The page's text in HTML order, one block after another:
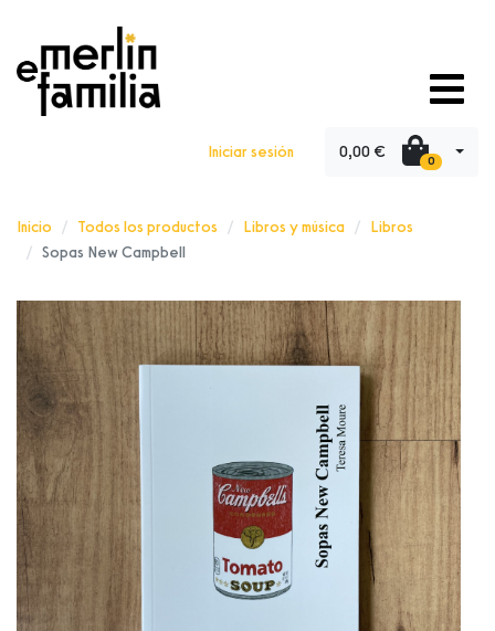
Iniciar sesión 0,00 € 0
Inicio Todos los productos Libros y música
Libros
Sopas New Campbell